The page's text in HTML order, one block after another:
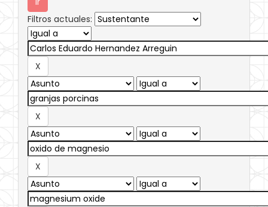
Filtros actuales: